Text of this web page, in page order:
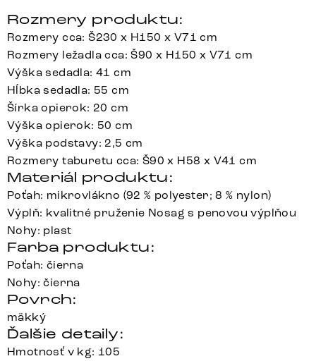
Rozmery produktu:
Rozmery cca: Š230 x H150 x V71 cm
Rozmery ležadla cca: Š90 x H150 x V71 cm
Výška sedadla: 41 cm
Hĺbka sedadla: 55 cm
Šírka opierok: 20 cm
Výška opierok: 50 cm
Výška podstavy: 2,5 cm
Rozmery taburetu cca: Š90 x H58 x V41 cm
Materiál produktu:
Poťah: mikrovlákno (92 % polyester; 8 % nylon)
Výplň: kvalitné pruženie Nosag s penovou výplňou
Nohy: plast
Farba produktu:
Poťah: čierna
Nohy: čierna
Povrch:
mäkký
Ďalšie detaily:
Hmotnosť v kg: 105